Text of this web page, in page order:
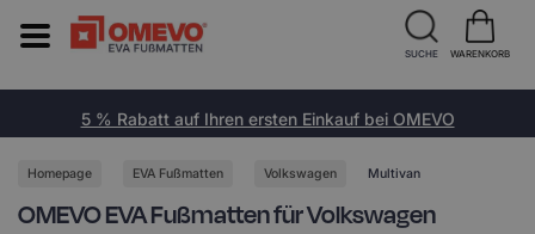
5 % Rabatt auf Ihren ersten Einkauf bei OMEVO
Homepage EVA Fußmatten Volkswagen Multivan
OMEVO EVA Fußmatten für Volkswagen
SUCHE WARENKORB